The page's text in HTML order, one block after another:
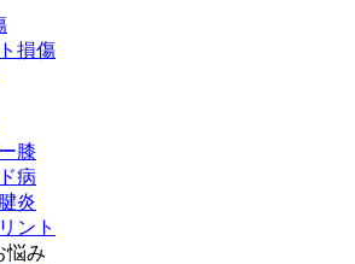
損傷
膝
病
炎
ント
悩み